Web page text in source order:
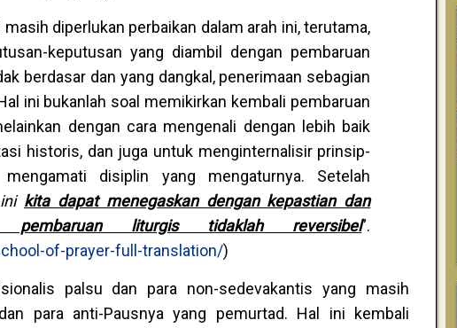
diperlukan perbaikan dalam arah ini, terutama,
keputusan yang diambil dengan pembaruan
berdasar dan yang dangkal, penerimaan sebagian
ini bukanlah soal memikirkan kembali pembaruan
dengan cara mengenali dengan lebih baik
historis, dan juga untuk menginternalisir prinsip-
disiplin yang mengaturnya. Setelah
kita dapat menegaskan dengan kepastian dan
liturgis tidaklah reversibel”.
of-prayer-full-translation/)
palsu dan para non-sedevakantis yang masih
para anti-Pausnya yang pemurtad. Hal ini kembali